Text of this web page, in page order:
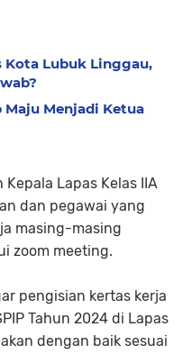
Kota Lubuk Linggau,
Maju Menjadi Ketua
Lapas Kelas IIA
dan pegawai yang
masing-masing
zoom meeting.
pengisian kertas kerja
Tahun 2024 di Lapas
dengan baik sesuai